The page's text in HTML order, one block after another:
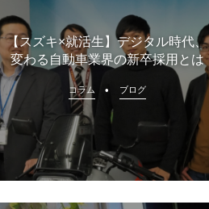
【スズキ×就活生】デジタル時代、
変わる自動車業界の新卒採用とは
コラム ブログ